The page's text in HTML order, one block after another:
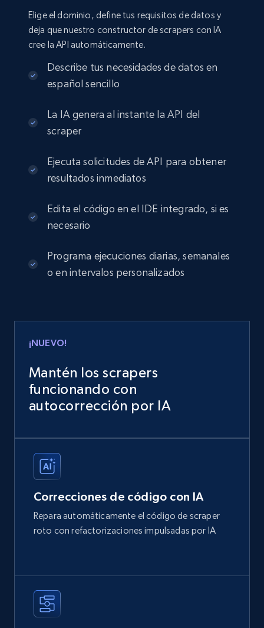
Elige el dominio, define tus requisitos de datos y
deja que nuestro constructor de scrapers con IA
cree la API automáticamente.
Describe tus necesidades de datos en
español sencillo
La IA genera al instante la API del
scraper
Ejecuta solicitudes de API para obtener
resultados inmediatos
Edita el código en el IDE integrado, si es
necesario
Programa ejecuciones diarias, semanales
o en intervalos personalizados
¡NUEVO!
Mantén los scrapers
funcionando con
autocorrección por IA
Correcciones de código con IA
Repara automáticamente el código de scraper
roto con refactorizaciones impulsadas por IA